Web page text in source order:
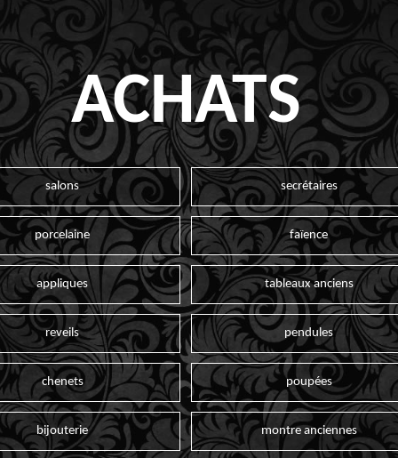
ACHATS
salons secrétaires
porcelaine faïence
appliques tableaux anciens
reveils pendules
chenets poupées
bijouterie montre anciennes